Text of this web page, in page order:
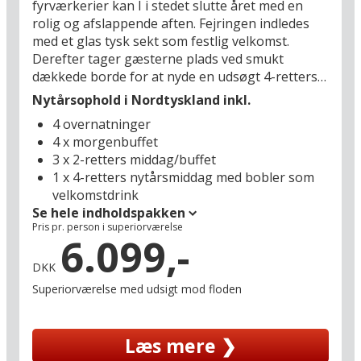
fyrværkerier kan I i stedet slutte året med en
rolig og afslappende aften. Fejringen indledes
med et glas tysk sekt som festlig velkomst.
Derefter tager gæsterne plads ved smukt
dækkede borde for at nyde en udsøgt 4-retters
nytårsmiddag. Under middagen spilles rolig
baggrundsmusik, som skaber en stille og intim
atmosfære. Dette er det perfekte sted for jer,
der drømmer om en nytårsaften i fred og ro,
hvor I kan reflektere over det gamle år og byde
det nye velkommen i en afslappet stemning.
Hotellet har en skøn beliggenhed ved bredden af
den stille Weserflod, hvilket giver det perfekte
udgangspunkt for en ferie til vinter i
Nordtyskland. Herfra kan I nemt udforske både
den historiske, gamle hansestad Bremen og
og morgenerne starter med en stor
morgenbuffet og en fantastisk udsigt over den
Nytårsophold i Nordtyskland inkl.
4 overnatninger
4 x morgenbuffet
3 x 2-retters middag/buffet
1 x 4-retters nytårsmiddag med bobler som
velkomstdrink
Se hele indholdspakken
Pris pr. person i superiorværelse
DKK 6.099,-
Superiorværelse med udsigt mod floden
Læs mere ❯